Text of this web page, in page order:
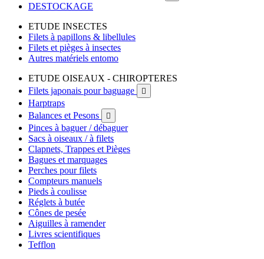
DESTOCKAGE
ETUDE INSECTES
Filets à papillons & libellules
Filets et pièges à insectes
Autres matériels entomo
ETUDE OISEAUX - CHIROPTERES
Filets japonais pour baguage

Harptraps
Balances et Pesons

Pinces à baguer / débaguer
Sacs à oiseaux / à filets
Clapnets, Trappes et Pièges
Bagues et marquages
Perches pour filets
Compteurs manuels
Pieds à coulisse
Réglets à butée
Cônes de pesée
Aiguilles à ramender
Livres scientifiques
Tefflon